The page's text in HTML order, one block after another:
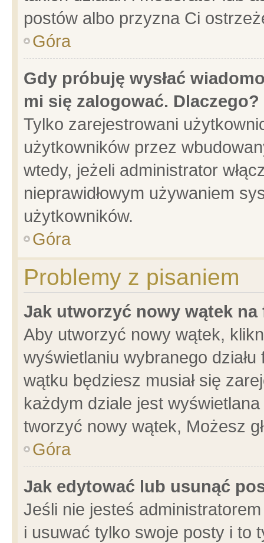
postów albo przyzna Ci
Góra
Gdy próbuję wysłać
mi się zalogować. Dlaczego?
Tylko zarejestrowani
użytkowników przez
wtedy, jeżeli administrator
nieprawidłowym używaniem
użytkowników.
Góra
Problemy z pisaniem
Jak utworzyć nowy wątek na
Aby utworzyć nowy wątek,
wyświetlaniu wybranego
wątku będziesz musiał się
każdym dziale jest
tworzyć nowy wątek, Możesz
Góra
Jak edytować lub usunąć
Jeśli nie jesteś
i usuwać tylko swoje posty i to